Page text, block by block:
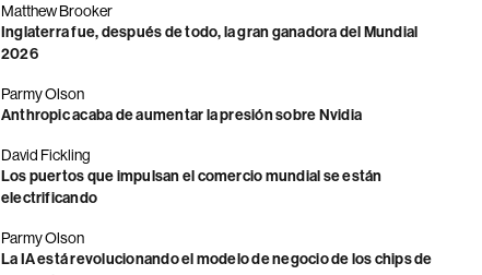
Matthew Brooker
Inglaterra fue, después de todo, la gran ganadora del Mundial
2026
Parmy Olson
Anthropic acaba de aumentar la presión sobre Nvidia
David Fickling
Los puertos que impulsan el comercio mundial se están
electrificando
Parmy Olson
La IA está revolucionando el modelo de negocio de los chips de